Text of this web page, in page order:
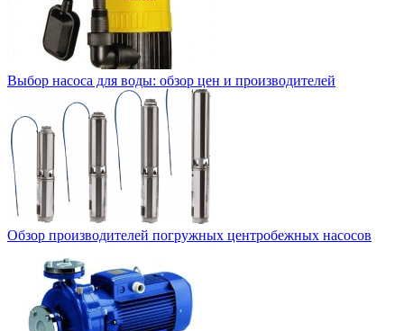
Выбор насоса для воды: обзор цен и производителей
Обзор производителей погружных центробежных насосов